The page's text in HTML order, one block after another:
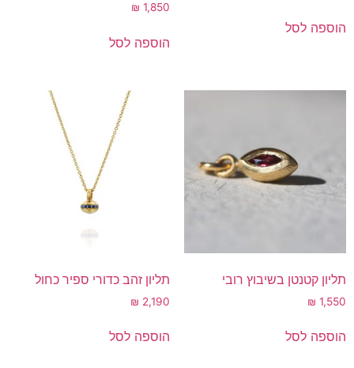
הוספה לסל
₪ 1,850
הוספה לסל
תליון קטנטן בשיבוץ רובי
₪ 1,550
הוספה לסל
תליון זהב כדורי ספיר כחול
₪ 2,190
הוספה לסל